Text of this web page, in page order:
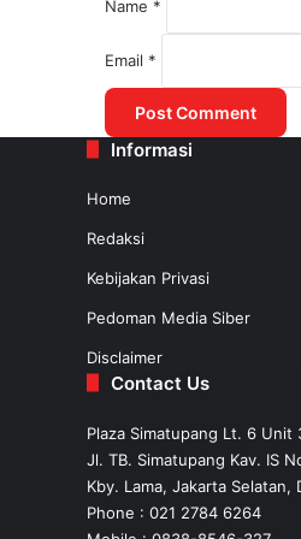
Kemenhub
Name *
Email *
Informasi
Home
Redaksi
Kebijakan Privasi
Pedoman Media Siber
Disclaimer
Contact Us
Plaza Simatupang Lt. 6 Unit
Jl. TB. Simatupang Kav. IS
Kby. Lama, Jakarta Selatan,
Phone : 021 2784 6264